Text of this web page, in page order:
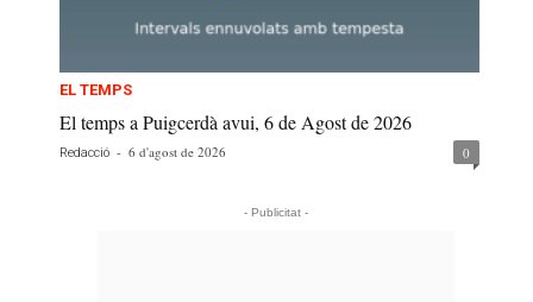
EL TEMPS
El temps a Puigcerdà avui, 6 de Agost de 2026
Redacció - 6 d'agost de 2026 0
- Publicitat -